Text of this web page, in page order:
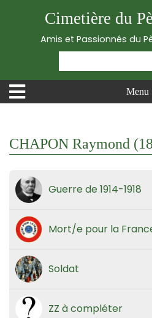
Cimetière du
Amis et Passionnés du
Menu
CHAPON Raymond
Guerre de 1914-1918
Mort/e pour la
Soldat
ZZ à compléter